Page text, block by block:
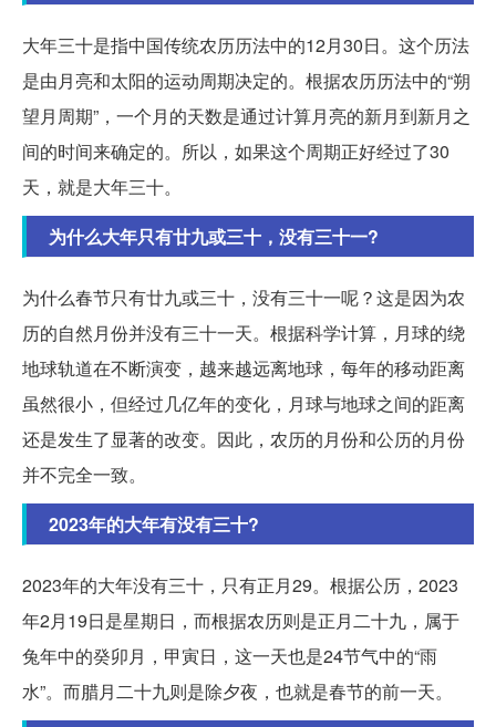
大年三十是指中国传统农历历法中的12月30日。这个历法
是由月亮和太阳的运动周期决定的。根据农历历法中的“朔
望月周期”，一个月的天数是通过计算月亮的新月到新月之
间的时间来确定的。所以，如果这个周期正好经过了30
天，就是大年三十。
为什么大年只有廿九或三十，没有三十一?
为什么春节只有廿九或三十，没有三十一呢？这是因为农
历的自然月份并没有三十一天。根据科学计算，月球的绕
地球轨道在不断演变，越来越远离地球，每年的移动距离
虽然很小，但经过几亿年的变化，月球与地球之间的距离
还是发生了显著的改变。因此，农历的月份和公历的月份
并不完全一致。
2023年的大年有没有三十?
2023年的大年没有三十，只有正月29。根据公历，2023
年2月19日是星期日，而根据农历则是正月二十九，属于
兔年中的癸卯月，甲寅日，这一天也是24节气中的“雨
水”。而腊月二十九则是除夕夜，也就是春节的前一天。